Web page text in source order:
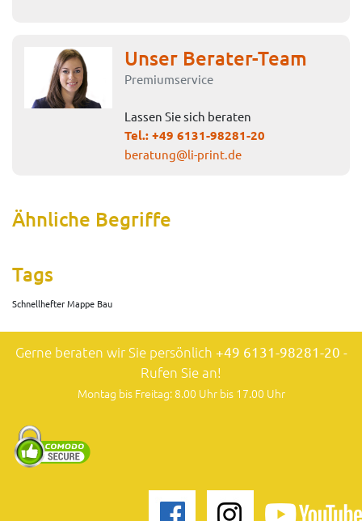
Unser Berater-Team
Premiumservice
Lassen Sie sich beraten
Tel.:+49 6131-98281-20
beratung@li-print.de
Ähnliche Begriffe
Tags
Schnellhefter Mappe Bau
Gerne beraten wir Sie persönlich +49 6131-98281-20 -
Rufen Sie an!
Montag bis Freitag: 8.00 Uhr bis 17.00 Uhr